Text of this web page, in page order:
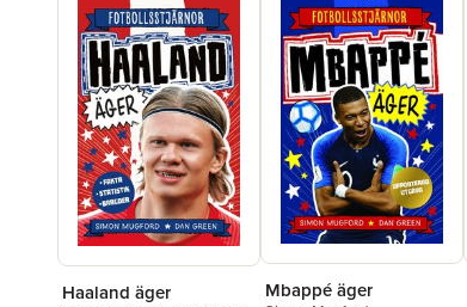
Haaland äger Mbappé äger